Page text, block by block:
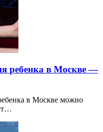
ребенка в Москве —
в Москве можно